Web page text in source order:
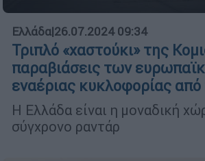
Ελλάδα|26.07.2024 09:34
Τριπλό «χαστούκι» της
παραβιάσεις των
εναέριας κυκλοφορίας
Η Ελλάδα είναι η μοναδική
σύγχρονο ραντάρ